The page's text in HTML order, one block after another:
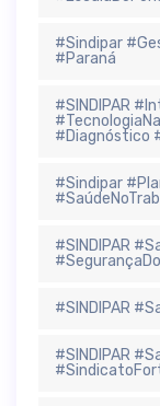
#Sindipar
#Paraná
#SINDIPAR
#Diagnóstico
#Sindipar
#SINDIPAR
#SINDIPAR
#SINDIPAR